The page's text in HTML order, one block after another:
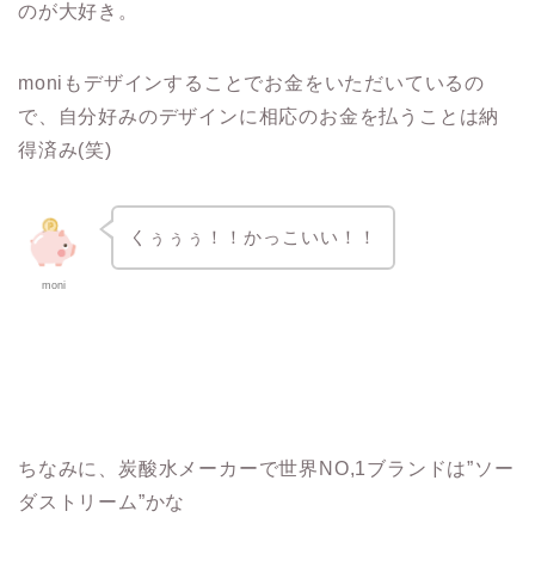
のが大好き。
moniもデザインすることでお金をいただいているの
で、自分好みのデザインに相応のお金を払うことは納
得済み(笑)
moni
くぅぅぅ！！かっこいい！！
ちなみに、炭酸水メーカーで世界NO,1ブランドは”ソー
ダストリーム”かな